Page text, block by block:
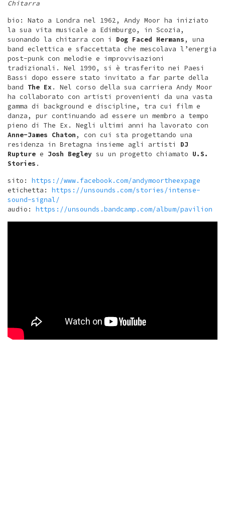
Chitarra
bio: Nato a Londra nel 1962, Andy Moor ha iniziato
la sua vita musicale a Edimburgo, in Scozia,
suonando la chitarra con i Dog Faced Hermans, una
band eclettica e sfaccettata che mescolava l’energia
post-punk con melodie e improvvisazioni
tradizionali. Nel 1990, si è trasferito nei Paesi
Bassi dopo essere stato invitato a far parte della
band The Ex . Nel corso della sua carriera Andy Moor
ha collaborato con artisti provenienti da una vasta
gamma di background e discipline, tra cui film e
danza, pur continuando ad essere un membro a tempo
pieno di The Ex. Negli ultimi anni ha lavorato con
Anne-James Chaton, con cui sta progettando una
residenza in Bretagna insieme agli artisti DJ
Rupture e Josh Begley su un progetto chiamato U.S.
Stories .
sito: https://www.facebook.com/andymoortheexpage
etichetta: https://unsounds.com/stories/intense-
sound-signal/
audio: https://unsounds.bandcamp.com/album/pavilion